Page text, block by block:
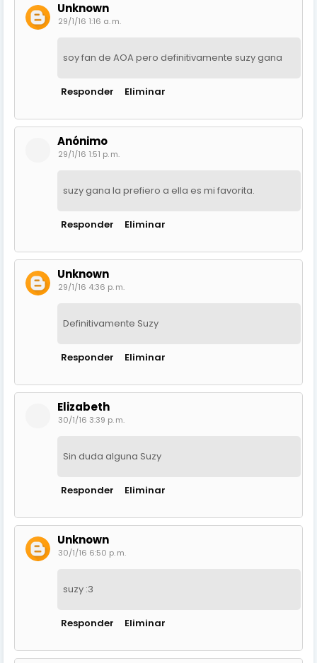
Unknown
29/1/16 1:16 a. m.
soy fan de AOA pero definitivamente suzy gana
Responder Eliminar
Anónimo
29/1/16 1:51 p. m.
suzy gana la prefiero a ella es mi favorita.
Responder Eliminar
Unknown
29/1/16 4:36 p. m.
Definitivamente Suzy
Responder Eliminar
Elizabeth
30/1/16 3:39 p. m.
Sin duda alguna Suzy
Responder Eliminar
Unknown
30/1/16 6:50 p. m.
suzy :3
Responder Eliminar